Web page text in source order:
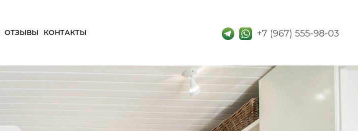
ОТЗЫВЫ КОНТАКТЫ